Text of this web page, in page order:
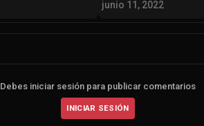
junio 11, 2022
Debes iniciar sesión para publicar comentarios
INICIAR SESIÓN